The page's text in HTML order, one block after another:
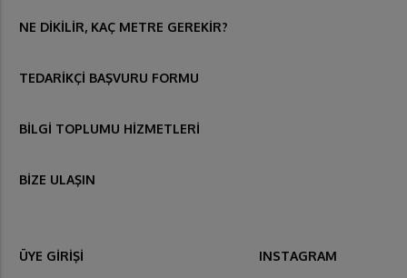
NE DİKİLİR, KAÇ METRE GEREKİR?
TEDARİKÇİ BAŞVURU FORMU
BİLGİ TOPLUMU HİZMETLERİ
BİZE ULAŞIN
ÜYE GİRİŞİ INSTAGRAM